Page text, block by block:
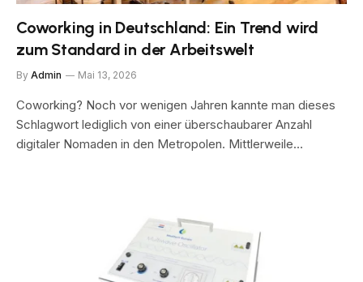
Coworking in Deutschland: Ein Trend wird
zum Standard in der Arbeitswelt
By Admin Mai 13, 2026
Coworking? Noch vor wenigen Jahren kannte man dieses
Schlagwort lediglich von einer überschaubarer Anzahl
digitaler Nomaden in den Metropolen. Mittlerweile…